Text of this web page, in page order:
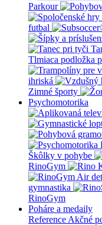
Parkour
futbal
Tlmiaca podložka
ihriská
Zimné športy
Psychomotorika
Škôlky v pohybe
RinoGym
gymnastika
RinoGym
Poháre a medaily
Reference Akčné